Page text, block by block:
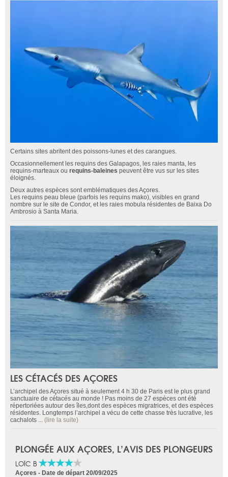
Certains sites abritent des poissons-lunes et des carangues.
Occasionnellement les requins des Galapagos, les raies manta, les
requins-marteaux ou requins-baleines peuvent être vus sur les sites
éloignés.
Deux autres espèces sont emblématiques des Açores.
Les requins peau bleue (parfois les requins mako), visibles en grand
nombre sur le site de Condor, et les raies mobula résidentes de Baixa Do
Ambrosio à Santa Maria.
LES CÉTACÉS DES AÇORES
L’archipel des Açores situé à seulement 4 h 30 de Paris est le plus grand
sanctuaire de cétacés au monde ! Pas moins de 27 espèces ont été
répertoriées autour des îles,dont des espèces migratrices, et des espèces
résidentes. Longtemps l’archipel a vécu de cette chasse très lucrative, les
cachalots ... (lire la suite)
PLONGÉE AUX AÇORES, L’AVIS DES PLONGEURS
LOÏC B
Açores - Date de départ 20/09/2025